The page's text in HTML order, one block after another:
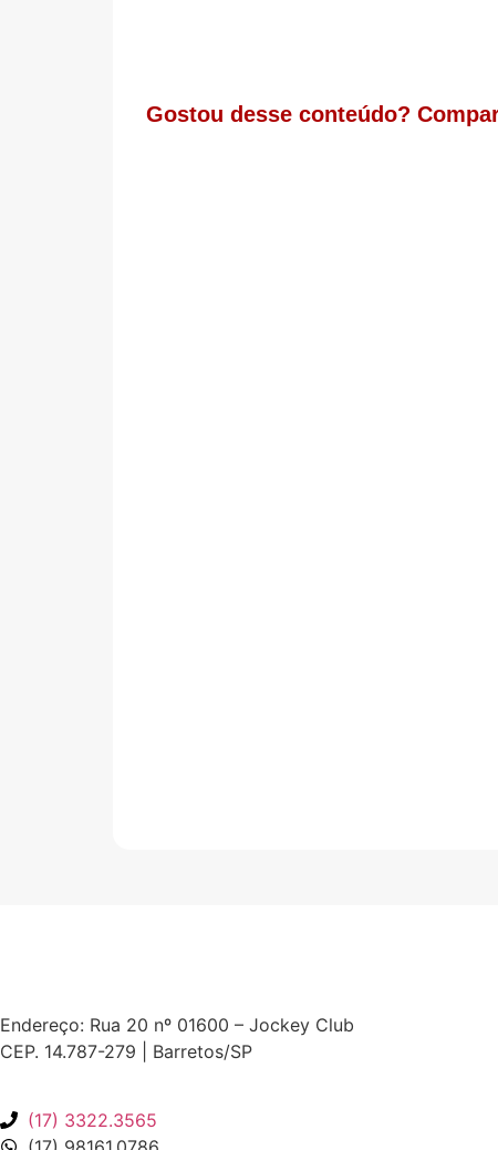
Gostou desse conteúdo?
Endereço: Rua 20 nº 01600 – Jockey Club
CEP. 14.787-279 | Barretos/SP
(17) 3322.3565